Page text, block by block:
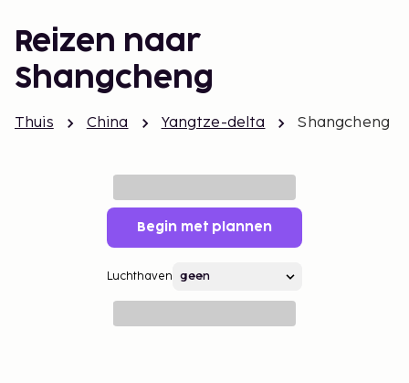
Reizen naar
Shangcheng
Thuis China Yangtze-delta Shangcheng
Begin met plannen
Luchthaven